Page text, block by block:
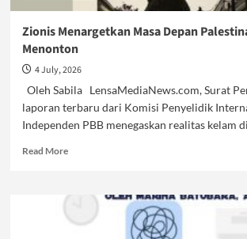
Zionis Menargetkan Masa Depan
Menonton
4 July, 2026
Oleh Sabila LensaMediaNews.com, Surat
laporan terbaru dari Komisi Penyelidik
Independen PBB menegaskan realitas kelam
Read MoreRead
Masa